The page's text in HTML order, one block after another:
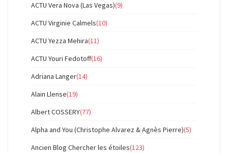
ACTU Vera Nova (Las Vegas)(9)
ACTU Virginie Calmels(10)
ACTU Yezza Mehira(11)
ACTU Youri Fedotoff(16)
Adriana Langer(14)
Alain Llense(19)
Albert COSSERY(77)
Alpha and You (Christophe Alvarez & Agnès Pierre)(5)
Ancien Blog Chercher les étoiles(123)